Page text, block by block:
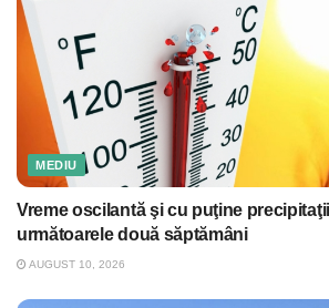
MEDIU
Vreme oscilantă şi cu puţine
următoarele două săptămâni
AUGUST 10, 2026